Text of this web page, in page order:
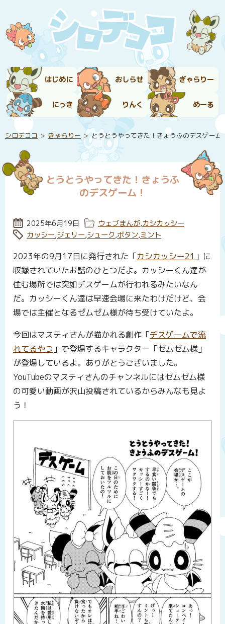
はじめに おしらせ ぎゃらりー
にっき りんく めーる
シロデココ ぎゃらりー とうとうやってきた！きょうふのデスゲーム
とうとうやってきた！きょうふ
のデスゲーム！
投稿日:
2025年6月19日 カテゴリー:
ウェブまんが,カシカッシー
タグ:
カッシー,ジェリー,シューク,ボタン,ミント
2023年の9月17日に発行された「カシカッシー21 」に
収録されていたお話のひとつだよ。カッシーくん達が
住む場所では突如デスゲームが行われるみたいなん
だ。カッシーくん達は早速会場に来たわけだけど、会
場では主催となるゼムゼム様が待ち受けていたよ。
今回はマスティさんが描かれる創作「デスゲームで流
れてるやつ 」で登場するキャラクター「ゼムゼム様」
が登場しているよ。ありがとうございました。
YouTubeのマスティさんのチャンネルにはゼムゼム様
の可愛い動画が沢山投稿されているからみんなも見よ
う！